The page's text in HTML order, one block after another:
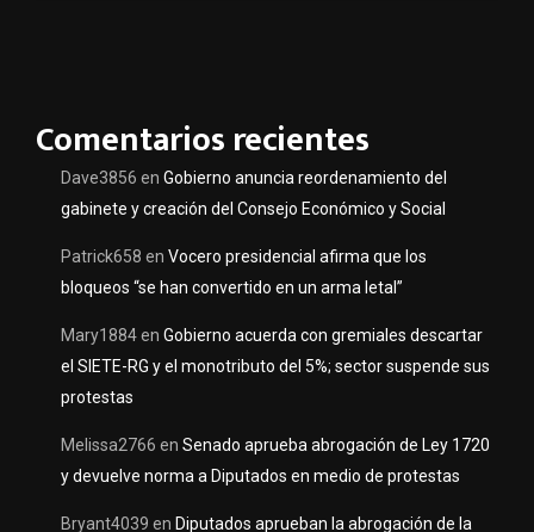
Comentarios recientes
Dave3856 en Gobierno anuncia reordenamiento del
gabinete y creación del Consejo Económico y Social
Patrick658 en Vocero presidencial afirma que los
bloqueos “se han convertido en un arma letal”
Mary1884en Gobierno acuerda con gremiales descartar
el SIETE-RG y el monotributo del 5%; sector suspende sus
protestas
Melissa2766 en Senado aprueba abrogación de Ley 1720
y devuelve norma a Diputados en medio de protestas
Bryant4039 en Diputados aprueban la abrogación de la